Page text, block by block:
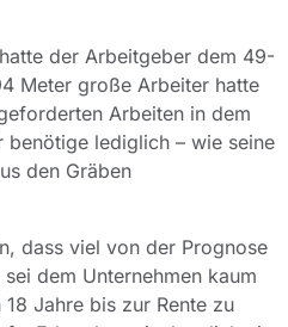
der Arbeitgeber dem 49-
Meter große Arbeiter hatte
Arbeiten in dem
benötige lediglich – wie seine
den Gräben
dass viel von der Prognose
dem Unternehmen kaum
Jahre bis zur Rente zu